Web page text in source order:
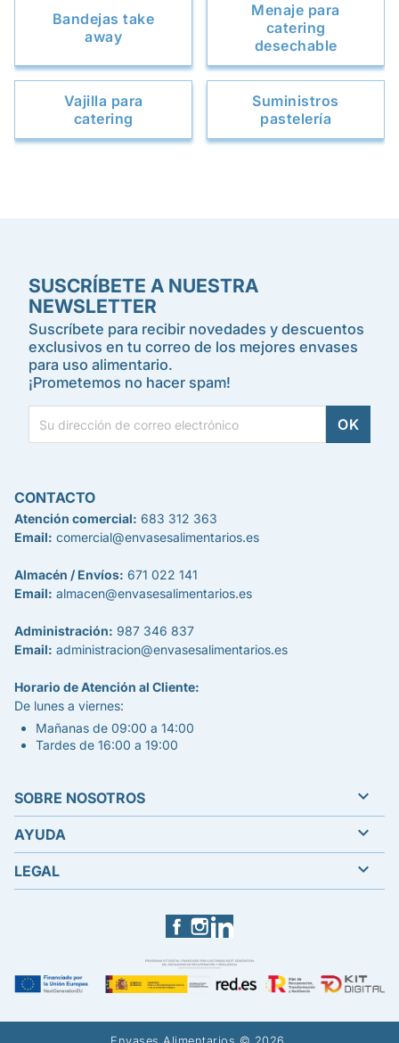
Bandejas take
away
Menaje para
catering
desechable
Vajilla para
catering
Suministros
pastelería
SUSCRÍBETE A NUESTRA
NEWSLETTER
Suscríbete para recibir novedades y descuentos
exclusivos en tu correo de los mejores envases
para uso alimentario.
¡Prometemos no hacer spam!
Facebook
CONTACTO
Atención comercial: 683 312 363
Email: comercial@envasesalimentarios.es
Almacén / Envíos: 671 022 141
Email: almacen@envasesalimentarios.es
Administración: 987 346 837
Email: administracion@envasesalimentarios.es
Horario de Atención al Cliente:
De lunes a viernes:
Mañanas de 09:00 a 14:00
Tardes de 16:00 a 19:00
SOBRE NOSOTROS 
AYUDA 
LEGAL 